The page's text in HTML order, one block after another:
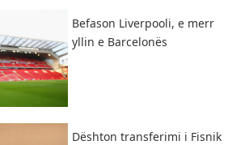
Befason Liverpooli, e merr
yllin e Barcelonës
Dështon transferimi i Fisnik